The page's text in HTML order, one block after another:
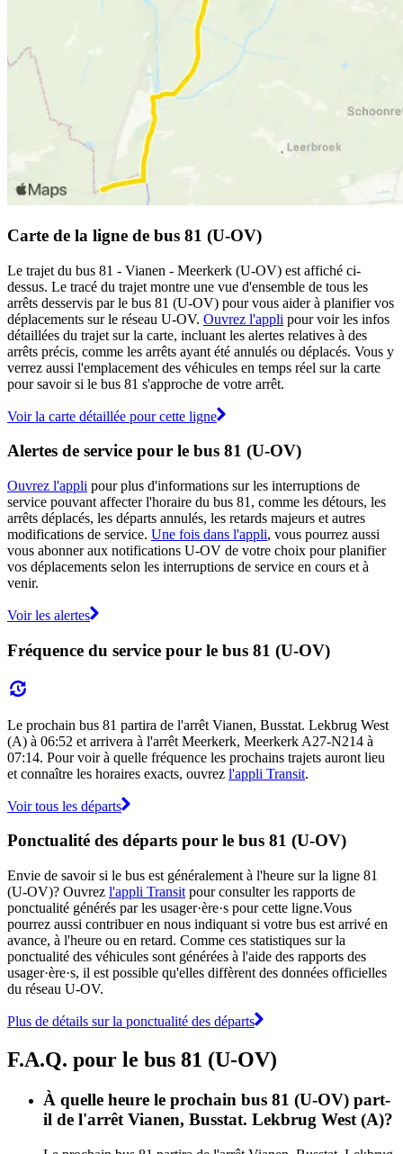
Carte de la ligne de bus 81 (U-OV)
Le trajet du bus 81 - Vianen - Meerkerk (U-OV) est affiché ci-
dessus. Le tracé du trajet montre une vue d'ensemble de tous les
arrêts desservis par le bus 81 (U-OV) pour vous aider à planifier vos
déplacements sur le réseau U-OV. Ouvrez l'appli pour voir les infos
détaillées du trajet sur la carte, incluant les alertes relatives à des
arrêts précis, comme les arrêts ayant été annulés ou déplacés. Vous y
verrez aussi l'emplacement des véhicules en temps réel sur la carte
pour savoir si le bus 81 s'approche de votre arrêt.
Voir la carte détaillée pour cette ligne
Alertes de service pour le bus 81 (U-OV)
Ouvrez l'appli pour plus d'informations sur les interruptions de
service pouvant affecter l'horaire du bus 81, comme les détours, les
arrêts déplacés, les départs annulés, les retards majeurs et autres
modifications de service. Une fois dans l'appli, vous pourrez aussi
vous abonner aux notifications U-OV de votre choix pour planifier
vos déplacements selon les interruptions de service en cours et à
venir.
Voir les alertes
Fréquence du service pour le bus 81 (U-OV)
Le prochain bus 81 partira de l'arrêt Vianen, Busstat. Lekbrug West
(A) à 06:52 et arrivera à l'arrêt Meerkerk, Meerkerk A27-N214 à
07:14. Pour voir à quelle fréquence les prochains trajets auront lieu
et connaître les horaires exacts, ouvrez l'appli Transit.
Voir tous les départs
Ponctualité des départs pour le bus 81 (U-OV)
Envie de savoir si le bus est généralement à l'heure sur la ligne 81
(U-OV)? Ouvrez l'appli Transit pour consulter les rapports de
ponctualité générés par les usager·ère·s pour cette ligne.Vous
pourrez aussi contribuer en nous indiquant si votre bus est arrivé en
avance, à l'heure ou en retard. Comme ces statistiques sur la
ponctualité des véhicules sont générées à l'aide des rapports des
usager·ère·s, il est possible qu'elles diffèrent des données officielles
du réseau U-OV.
Plus de détails sur la ponctualité des départs
F.A.Q. pour le bus 81 (U-OV)
À quelle heure le prochain bus 81 (U-OV) part-
il de l'arrêt Vianen, Busstat. Lekbrug West (A)?